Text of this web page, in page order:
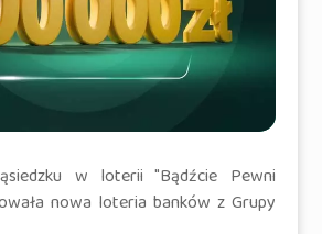
w loterii "Bądźcie Pewni
nowa loteria banków z Grupy